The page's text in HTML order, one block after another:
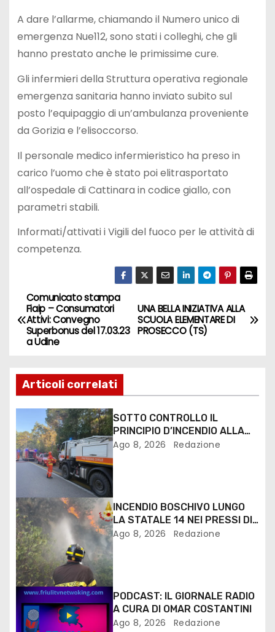
A dare l’allarme, chiamando il Numero unico di
emergenza Nue112, sono stati i colleghi, che gli
hanno prestato anche le primissime cure.
Gli infermieri della Struttura operativa regionale
emergenza sanitaria hanno inviato subito sul
posto l’equipaggio di un’ambulanza proveniente
da Gorizia e l’elisoccorso.
Il personale medico infermieristico ha preso in
carico l’uomo che è stato poi elitrasportato
all’ospedale di Cattinara in codice giallo, con
parametri stabili.
Informati/attivati i Vigili del fuoco per le attività di
competenza.
UNA BELLA INIZIATIVA ALLA
SCUOLA ELEMENTARE DI
PROSECCO (TS)
Comunicato stampa
Fiaip – Consumatori
Attivi: Convegno
Superbonus del 17.03.23
a Udine
Articoli correlati
SOTTO CONTROLLO IL
PRINCIPIO D’INCENDIO ALLA
PINETA DI LIGNANO
Ago 8, 2026 Redazione
INCENDIO BOSCHIVO LUNGO
LA STATALE 14 NEI PRESSI DI
MONFALCONE
Ago 8, 2026 Redazione
PODCAST: IL GIORNALE RADIO
A CURA DI OMAR COSTANTINI
Ago 8, 2026 Redazione